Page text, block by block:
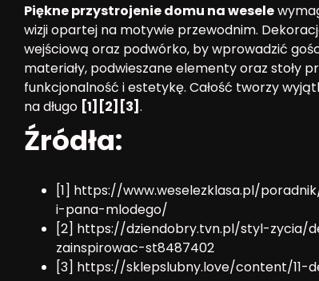
Piękne przystrojenie domu na wesele
wizji opartej na motywie przewodnim.
wejściową oraz podwórko, by wprowadzić
materiały, podwieszane elementy oraz stoły
funkcjonalność i estetykę. Całość tworzy
na długo [1][2][3] .
Źródła:
[1] https://www.weselezklasa.pl/
i-pana-mlodego/
[2] https://dziendobry.tvn.pl/styl-
zainspirowac-st8487402
[3] https://sklepslubny.love/content/